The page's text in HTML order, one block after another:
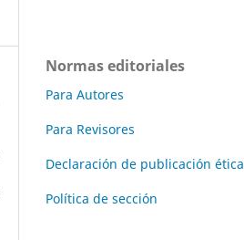
Normas editoriales
Para Autores
Para Revisores
Declaración de publicación ética
Política de sección